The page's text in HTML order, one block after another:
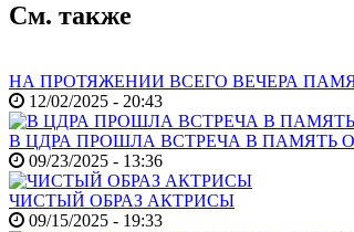
См. также
НА ПРОТЯЖЕНИИ ВСЕГО ВЕЧЕРА
12/02/2025 - 20:43
В ЦДРА ПРОШЛА ВСТРЕЧА В ПАМЯТЬ
09/23/2025 - 13:36
ЧИСТЫЙ ОБРАЗ АКТРИСЫ
09/15/2025 - 19:33